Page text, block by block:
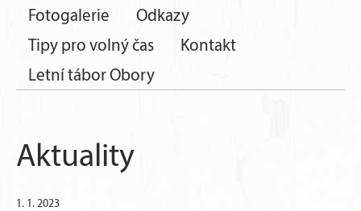
Fotogalerie
Odkazy
Tipy pro volný čas
Kontakt
Letní tábor Obory
Aktuality
1. 1. 2023